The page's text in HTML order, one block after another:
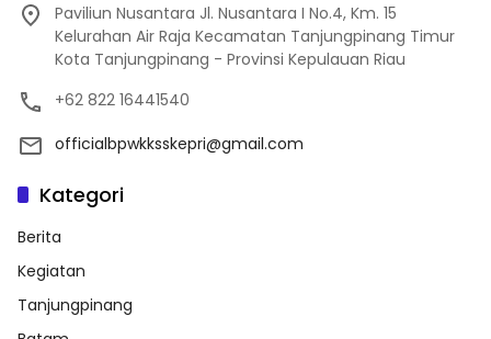
Paviliun Nusantara Jl. Nusantara I No.4, Km. 15
Kelurahan Air Raja Kecamatan Tanjungpinang Timur
Kota Tanjungpinang - Provinsi Kepulauan Riau
+62 822 16441540
officialbpwkksskepri@gmail.com
Kategori
Berita
Kegiatan
Tanjungpinang